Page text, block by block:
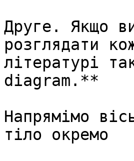
Друге. Якщо
розглядати
лiтературi
diagram.**
Напрямімо
тiло окремо